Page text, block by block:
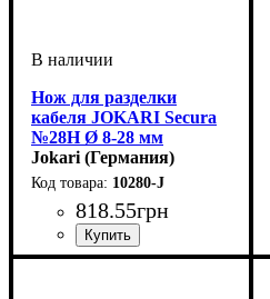
Нож для разделки
кабеля JOKARI Secura
№28H Ø 8-28 мм
Jokari (Германия)
10280-J
818.55грн
Устройство: разделка
Материал: полиамид
Тип кабеля: круглый кабель
Диаметр кабеля, мм: 8-28